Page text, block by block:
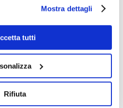
preferenze può chiudere
x; in tal caso potranno
strettamente necessari al
“Maggiori Informazioni” la
Mostra dettagli
tutti
Rifiuta